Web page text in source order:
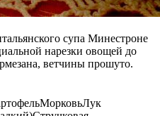
супа Минестроне
нарезки овощей до
ветчины прошуто.
МорковьЛук